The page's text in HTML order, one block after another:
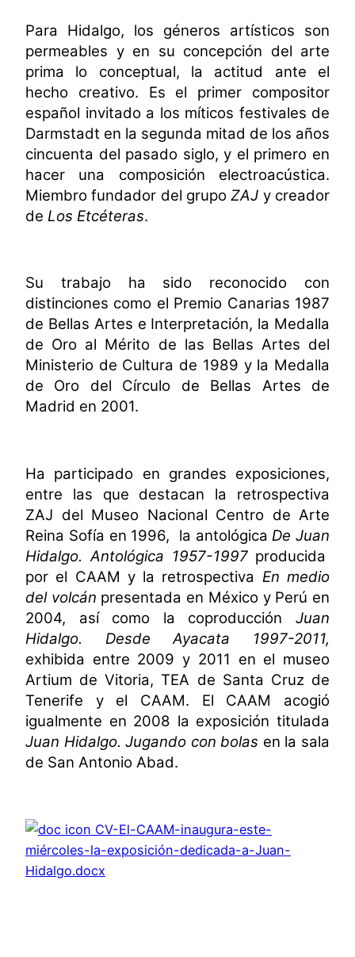
Para Hidalgo, los géneros artísticos son
permeables y en su concepción del arte
prima lo conceptual, la actitud ante el
hecho creativo. Es el primer compositor
español invitado a los míticos festivales de
Darmstadt en la segunda mitad de los años
cincuenta del pasado siglo, y el primero en
hacer una composición electroacústica.
Miembro fundador del grupoZAJ y creador
de Los Etcéteras.
Su trabajo ha sido reconocido con
distinciones como el Premio Canarias 1987
de Bellas Artes e Interpretación, la Medalla
de Oro al Mérito de las Bellas Artes del
Ministerio de Cultura de 1989 y la Medalla
de Oro del Círculo de Bellas Artes de
Madrid en 2001.
Ha participado en grandes exposiciones,
entre las que destacan la retrospectiva
ZAJ del Museo Nacional Centro de Arte
Reina Sofía en 1996, la antológicaDe Juan
Hidalgo. Antológica 1957-1997 producida
por el CAAM y la retrospectiva En medio
del volcán presentada en México y Perú en
2004, así como la coproducciónJuan
Hidalgo.
Desde Ayacata 1997-2011,
exhibida entre 2009 y 2011 en el museo
Artium de Vitoria, TEA de Santa Cruz de
Tenerife y el CAAM. El CAAM acogió
igualmente en 2008 la exposición titulada
Juan Hidalgo. Jugando con bolas en la sala
de San Antonio Abad.
CV-El-CAAM-inaugura-este-
miércoles-la-exposición-dedicada-a-Juan-
Hidalgo.docx